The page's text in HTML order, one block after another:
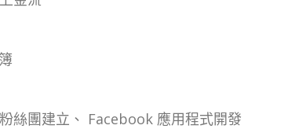
絲團建立、 Facebook 應用程式開發